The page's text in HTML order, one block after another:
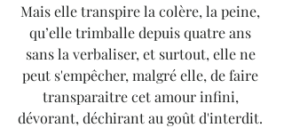
Mais elle transpire la colère, la peine,
qu’elle trimballe depuis quatre ans
sans la verbaliser, et surtout, elle ne
peut s'empêcher, malgré elle, de faire
transparaitre cet amour infini,
dévorant, déchirant au goût d'interdit.